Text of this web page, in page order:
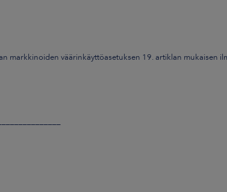
markkinoiden väärinkäyttöasetuksen 19. artiklan mukaisen